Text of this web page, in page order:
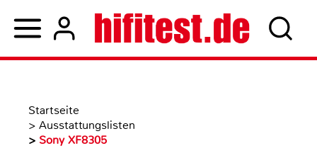
Startseite
> Ausstattungslisten
> Sony XF8305